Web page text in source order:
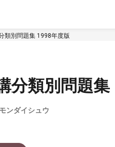
類別問題集 1998年度版
分類別問題
ンダイシュウ